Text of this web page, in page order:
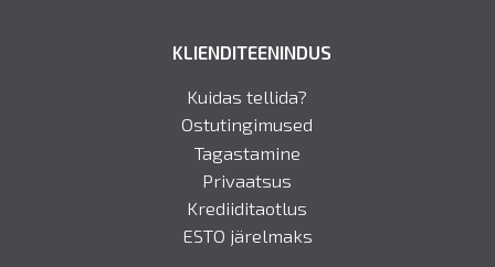
KLIENDITEENINDUS
Kuidas tellida?
Ostutingimused
Tagastamine
Privaatsus
Krediiditaotlus
ESTO järelmaks